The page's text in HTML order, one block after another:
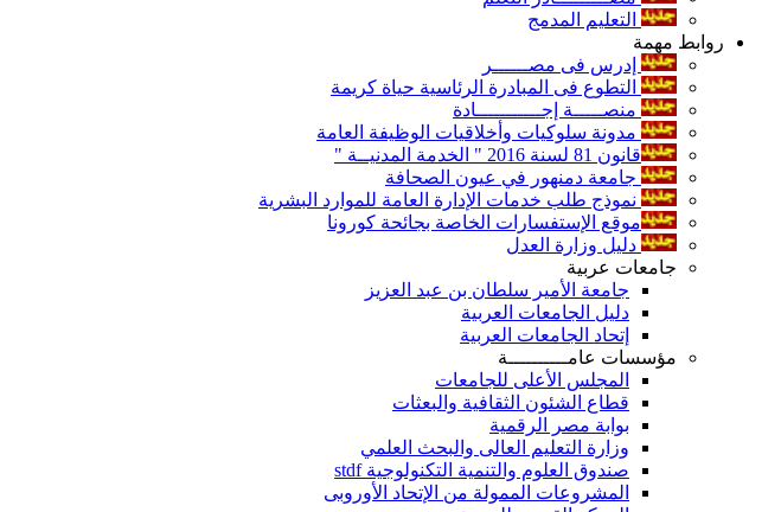
التعليم المدمج
روابط مهمة
إدرس فى مصــــــر
التطوع فى المبادرة الرئاسية حياة كريمة
منصـــــة إجـــــــــــادة
مدونة سلوكيات وأخلاقيات الوظيفة العامة
قانون 81 لسنة 2016 " الخدمة المدنيــة "
جامعة دمنهور في عيون الصحافة
نموذج طلب خدمات الإدارة العامة للموارد البشرية
موقع الإستفسارات الخاصة بجائحة كورونا
دليل وزارة العدل
جامعات عربية
جامعة الأمير سلطان بن عبد العزيز
دليل الجامعات العربية
إتحاد الجامعات العربية
مؤسسات عامــــــــــة
المجلس الأعلى للجامعات
قطاع الشئون الثقافية والبعثات
بوابة مصر الرقمية
وزارة التعليم العالى والبحث العلمي
صندوق العلوم والتنمية التكنولوجية stdf
المشروعات الممولة من الإتحاد الأوروبى